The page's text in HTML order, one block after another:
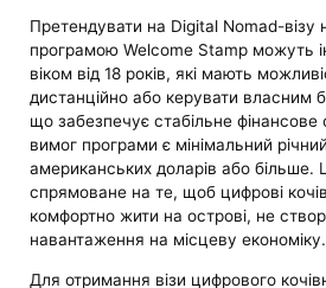
Претендувати на Digital Nomad-візу
програмою Welcome Stamp можуть
віком від 18 років, які мають
дистанційно або керувати власним
що забезпечує стабільне
вимог програми є мінімальний
американських доларів або більше.
спрямоване на те, щоб цифрові
комфортно жити на острові, не
навантаження на місцеву економіку.
Для отримання візи цифрового